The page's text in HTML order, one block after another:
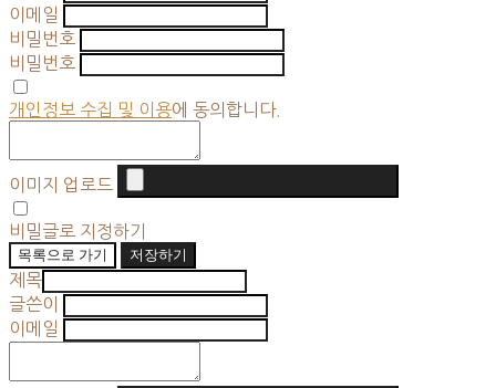
이메일
비밀번호
비밀번호
개인정보 수집 및 이용에 동의합니다.
이미지 업로드
비밀글로 지정하기
목록으로 가기
저장하기
제목
글쓴이
이메일